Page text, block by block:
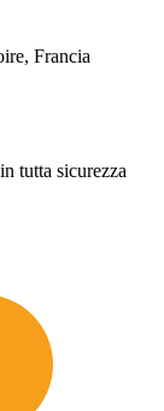
Francia
tutta sicurezza